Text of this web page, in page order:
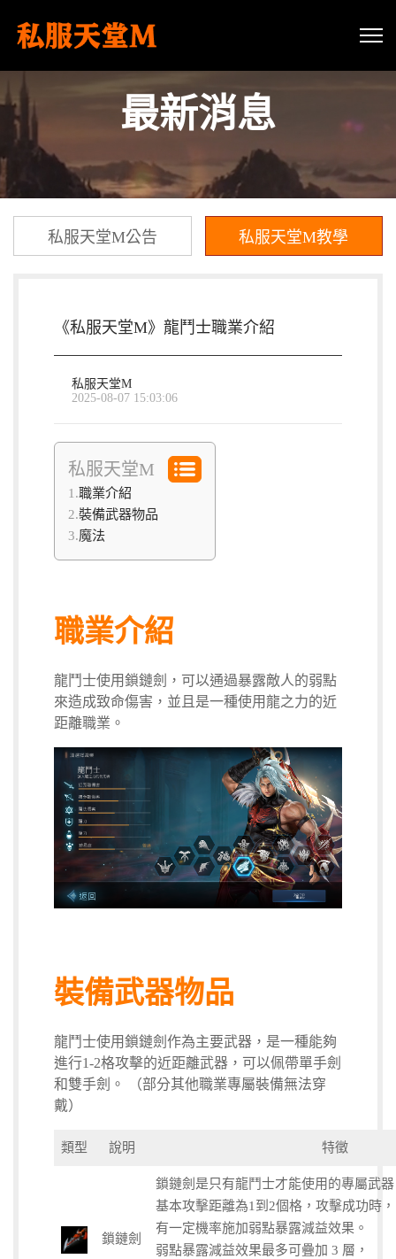
最新消息
私服天堂M公告 私服天堂M教學
《私服天堂M》龍鬥士職業介紹
私服天堂M
2025-08-07 15:03:06
私服天堂M
職業介紹
裝備武器物品
魔法
職業介紹
龍鬥士使用鎖鏈劍，可以通過暴露敵人的弱點
來造成致命傷害，並且是一種使用龍之力的近
距離職業。
裝備武器物品
龍鬥士使用鎖鏈劍作為主要武器，是一種能夠
進行1-2格攻擊的近距離武器，可以佩帶單手劍
和雙手劍。 （部分其他職業專屬裝備無法穿
戴）
類型 說明 特徵
鎖鏈劍
鎖鏈劍是只有龍鬥士才能使用的專屬武
基本攻擊距離為1到2個格，攻擊成功時，
有一定機率施加弱點暴露減益效果。
弱點暴露減益效果最多可疊加 3 層，